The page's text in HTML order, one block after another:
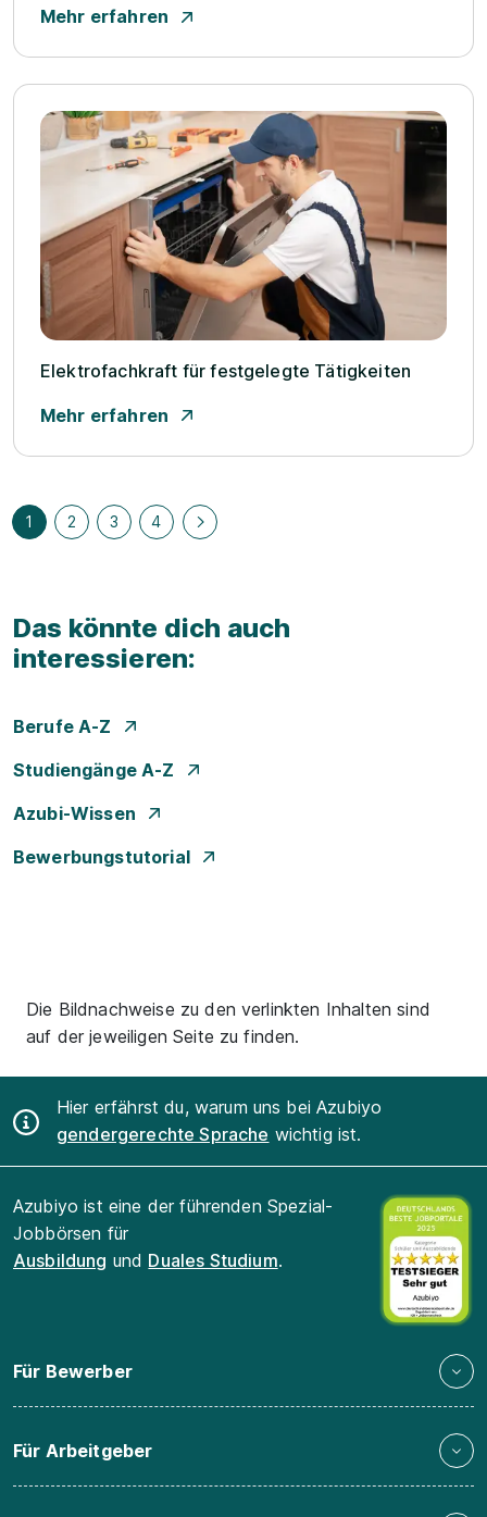
Mehr erfahren
Elektrofachkraft für festgelegte Tätigkeiten
Mehr erfahren
1 2 3 4
Das könnte dich auch
interessieren:
Berufe A-Z
Studiengänge A-Z
Azubi-Wissen
Bewerbungstutorial
Die Bildnachweise zu den verlinkten Inhalten sind
auf der jeweiligen Seite zu finden.
Hier erfährst du, warum uns bei Azubiyo
gendergerechte Sprache wichtig ist.
Azubiyo ist eine der führenden Spezial-
Jobbörsen für
Ausbildung und Duales Studium.
Für Bewerber
Für Arbeitgeber